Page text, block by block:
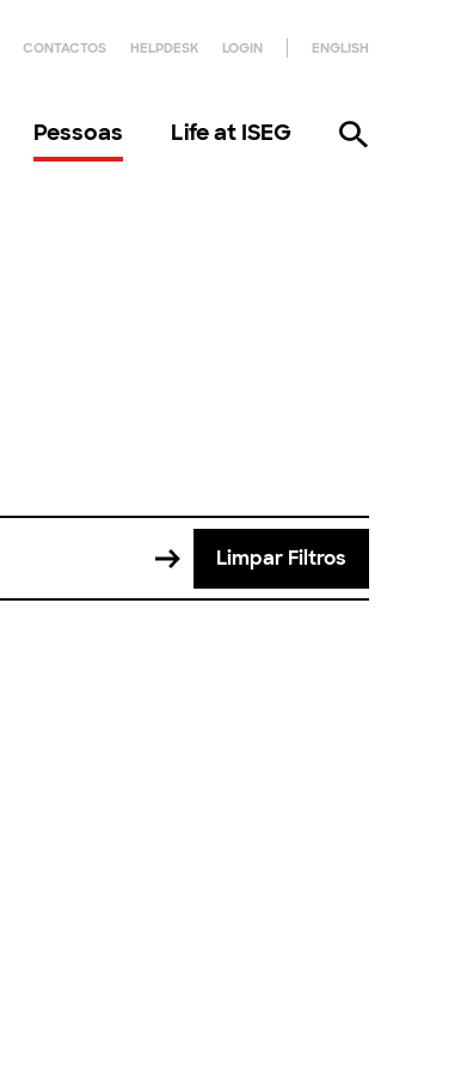
CONTACTOS HELPDESK LOGIN ENGLISH
Pessoas Life at ISEG
Limpar Filtros